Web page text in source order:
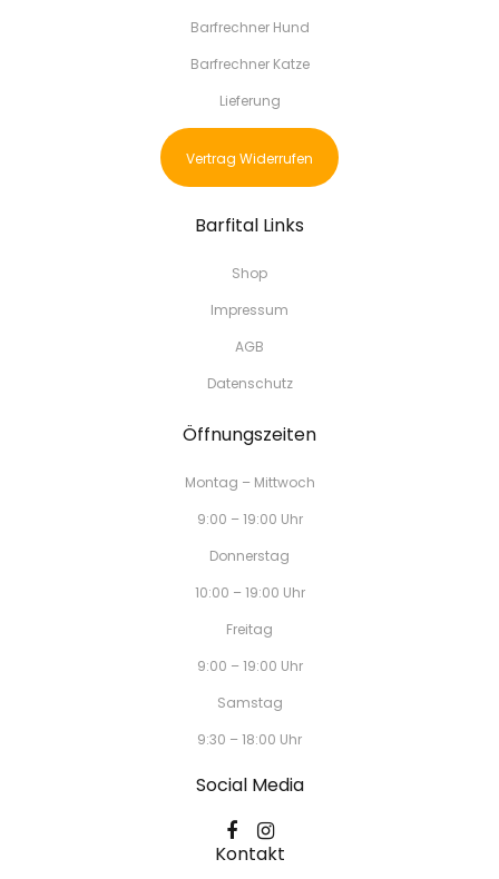
Barfrechner Hund
Barfrechner Katze
Lieferung
Vertrag Widerrufen
Barfital Links
Shop
Impressum
AGB
Datenschutz
Öffnungszeiten
Montag – Mittwoch
9:00 – 19:00 Uhr
Donnerstag
10:00 – 19:00 Uhr
Freitag
9:00 – 19:00 Uhr
Samstag
9:30 – 18:00 Uhr
Social Media
Kontakt